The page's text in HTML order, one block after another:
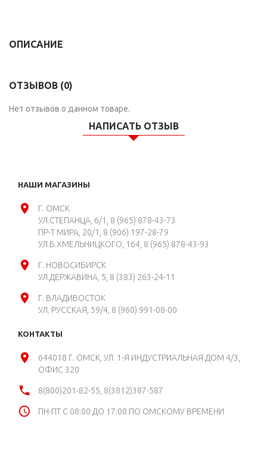
ОПИСАНИЕ
ОТЗЫВОВ (0)
Нет отзывов о данном товаре.
НАПИСАТЬ ОТЗЫВ
НАШИ МАГАЗИНЫ
Г. ОМСК
УЛ.СТЕПАНЦА, 6/1
8 (965) 878-43-73
ПР-Т МИРА, 20/1
8 (906) 197-28-79
УЛ.Б.ХМЕЛЬНИЦКОГО, 164 8 (965) 878-43-93
Г. НОВОСИБИРСК
УЛ.ДЕРЖАВИНА, 5 8 (383) 263-24-11
Г. ВЛАДИВОСТОК
УЛ. РУССКАЯ, 59/4 8 (960) 991-08-00
КОНТАКТЫ
644018 Г. ОМСК, УЛ. 1-Я ИНДУСТРИАЛЬНАЯ ДОМ 4/3,
ОФИС 320
8(800)201-82-55, 8(3812)387-587
ПН-ПТ С 08:00 ДО 17:00 ПО ОМСКОМУ ВРЕМЕНИ